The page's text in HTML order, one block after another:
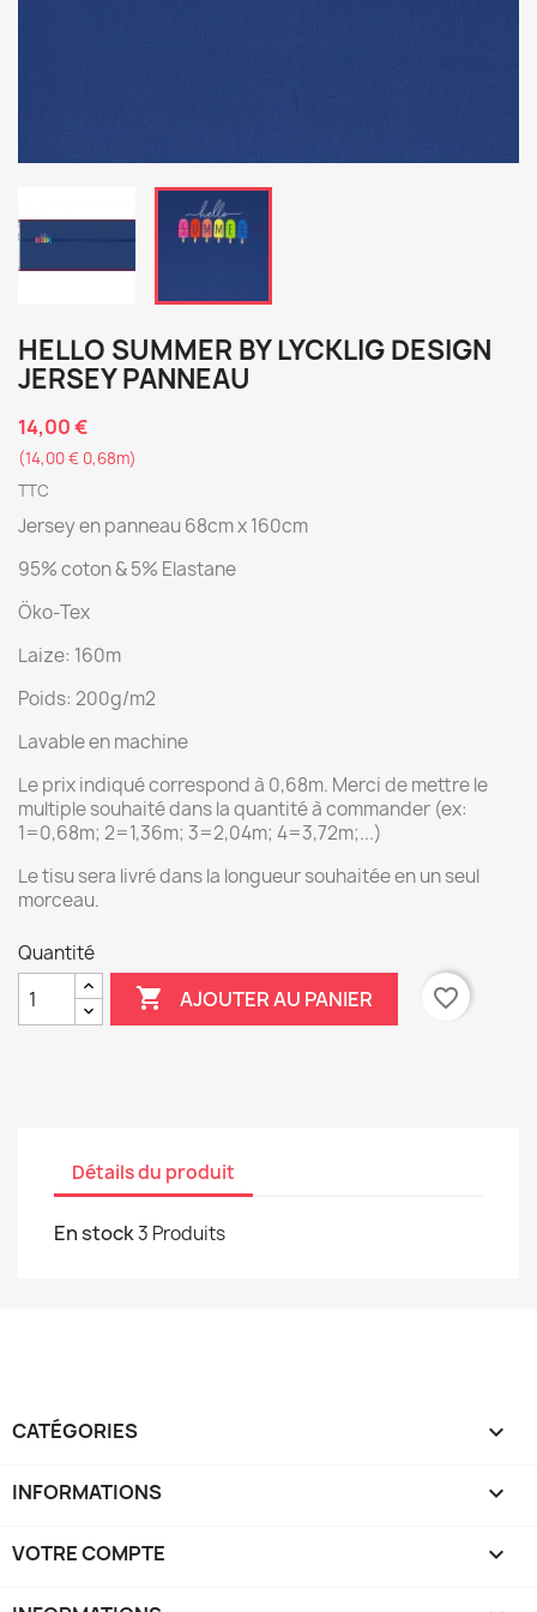
HELLO SUMMER BY LYCKLIG DESIGN
JERSEY PANNEAU
14,00 €
(14,00 € 0,68m)
TTC
Jersey en panneau 68cm x 160cm
95% coton & 5% Elastane
Öko-Tex
Laize: 160m
Poids: 200g/m2
Lavable en machine
Le prix indiqué correspond à 0,68m. Merci de mettre le
multiple souhaité dans la quantité à commander (ex:
1=0,68m; 2=1,36m; 3=2,04m; 4=3,72m;...)
Le tisu sera livré dans la longueur souhaitée en un seul
morceau.
Quantité
 AJOUTER AU PANIER favorite_border
Détails du produit
En stock3 Produits
CATÉGORIES 
INFORMATIONS 
VOTRE COMPTE 